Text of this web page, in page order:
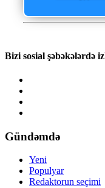
Bizi sosial şəbəkələrdə
Gündəmdə
Yeni
Populyar
Redaktorun seçimi